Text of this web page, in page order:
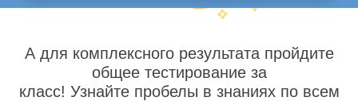
А для комплексного результата пройдите
общее тестирование за
класс! Узнайте пробелы в знаниях по всем